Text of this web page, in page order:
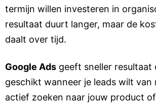
termijn willen investeren in
resultaat duurt langer, maar de
daalt over tijd.
Google Ads geeft sneller resultaat
geschikt wanneer je leads wilt van
actief zoeken naar jouw product